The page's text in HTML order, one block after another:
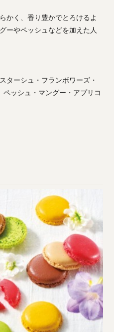
かく、香り豊かでとろけるよ
ーやペッシュなどを加えた人
ターシュ・フランボワーズ・
ッシュ・マングー・アプリコ